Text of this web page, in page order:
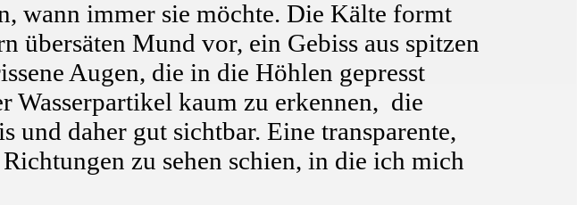
wann immer sie möchte. Die Kälte formt
übersäten Mund vor, ein Gebiss aus spitzen
Augen, die in die Höhlen gepresst
Wasserpartikel kaum zu erkennen, die
und daher gut sichtbar. Eine transparente,
zu sehen schien, in die ich mich